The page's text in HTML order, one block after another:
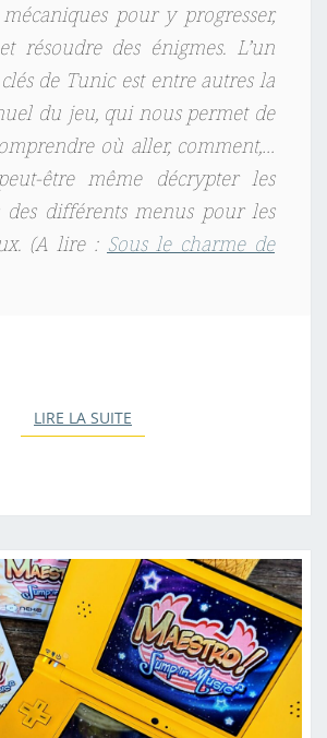
pour y progresser,
résoudre des énigmes. L’un
de Tunicest entre autres la
du jeu, qui nous permet de
où aller, comment,…
être même décrypter les
des différents menus pour les
(A lire : Sous le charme de
LIRE LA SUITE